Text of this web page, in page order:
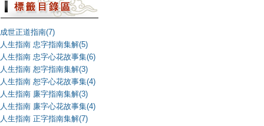
成世正道指南(7)
人生指南 忠字指南集解(5)
人生指南 忠字心花故事集(6)
人生指南 恕字指南集解(3)
人生指南 恕字心花故事集(4)
人生指南 廉字指南集解(3)
人生指南 廉字心花故事集(4)
人生指南 正字指南集解(7)